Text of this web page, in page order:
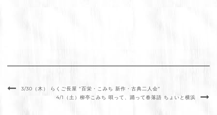
3/30（木） らくご長屋 ”百栄・こみち 新作・古典二人会”
4/1（土）柳亭こみち 唄って、踊って春落語 ちょいと横浜